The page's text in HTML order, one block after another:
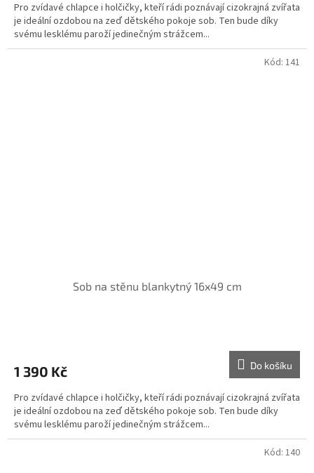
Pro zvídavé chlapce i holčičky, kteří rádi poznávají cizokrajná zvířata
je ideální ozdobou na zeď dětského pokoje sob. Ten bude díky
svému lesklému paroží jedinečným strážcem...
Sob na stěnu blankytný 16x49 cm
1 390 Kč Do košíku
Pro zvídavé chlapce i holčičky, kteří rádi poznávají cizokrajná zvířata
je ideální ozdobou na zeď dětského pokoje sob. Ten bude díky
svému lesklému paroží jedinečným strážcem...
Kód: 141
Kód: 140